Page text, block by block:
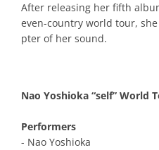
After releasing her fifth
even-country world tour,
pter of her sound.
Nao Yoshioka “self” World
Performers
- Nao Yoshioka